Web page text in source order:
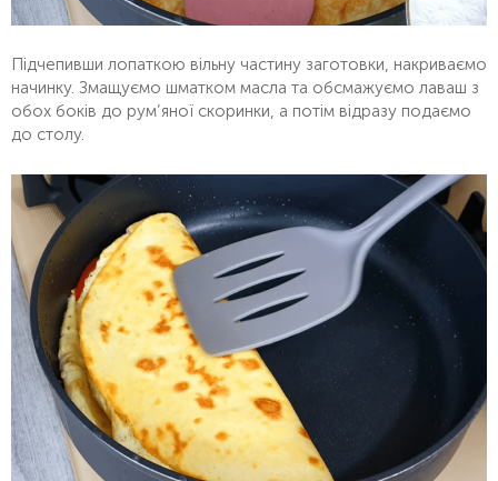
Підчепивши лопаткою вільну частину заготовки, накриваємо
начинку. Змащуємо шматком масла та обсмажуємо лаваш з
обох боків до рум’яної скоринки, а потім відразу подаємо
до столу.